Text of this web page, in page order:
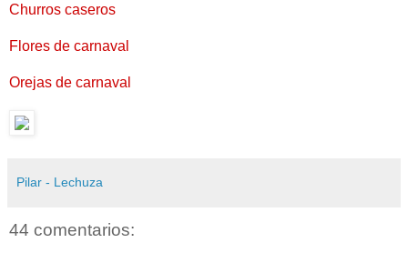
Churros caseros
Flores de carnaval
Orejas de carnaval
Pilar - Lechuza
44 comentarios: